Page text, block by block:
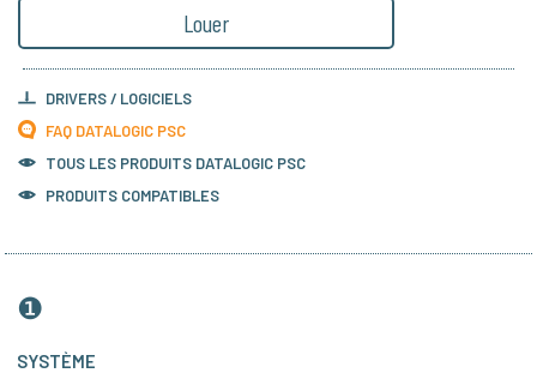
Louer
DRIVERS / LOGICIELS
FAQ DATALOGIC PSC
TOUS LES PRODUITS DATALOGIC PSC
PRODUITS COMPATIBLES
❶
SYSTÈME